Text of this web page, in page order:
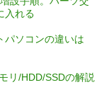
入れる
パソコンの違いは
リ/HDD/SSDの解説